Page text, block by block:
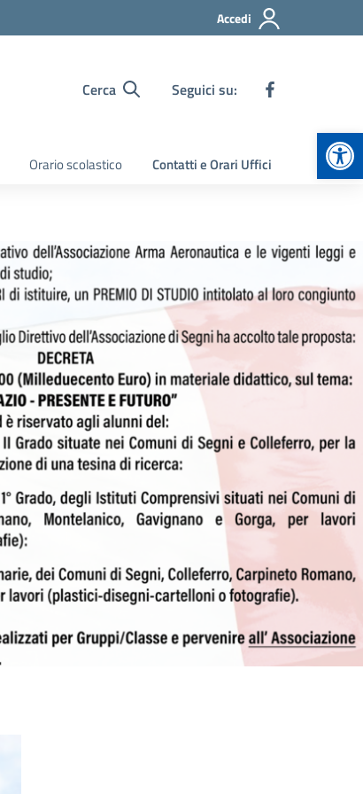
Accedi
Cerca Seguici su:
Orario scolastico Contatti e Orari Uffici